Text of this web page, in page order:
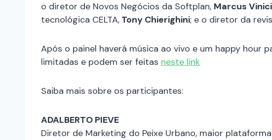
o diretor de Novos Negócios da Softplan, Marcus
tecnológica CELTA, Tony Chierighini; e o diretor da
Após o painel haverá música ao vivo e um happy hour
limitadas e podem ser feitas neste link
Saiba mais sobre os participantes:
ADALBERTO PIEVE
Diretor de Marketing do Peixe Urbano, maior